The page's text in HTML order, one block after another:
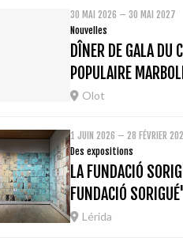
30 MAI 2026 – 30 MAI 2027
Nouvelles
DÎNER DE GALA DU
POPULAIRE
Olot
1 JUIN 2026 – 28 FÉVRIER
Des expositions
LA FUNDACIÓ
FUNDACIÓ SORIGUÉ'
Lérida